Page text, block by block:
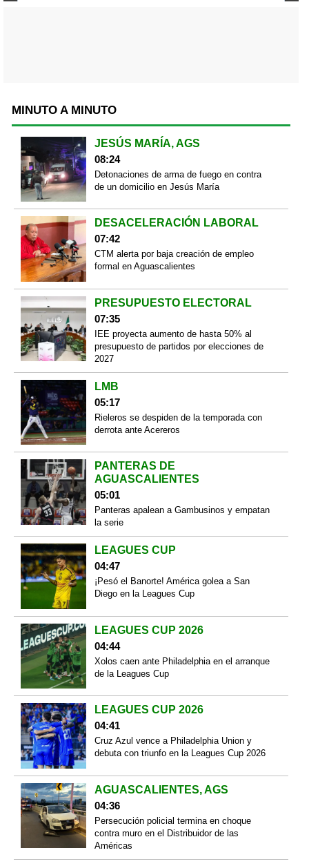
MINUTO A MINUTO
JESÚS MARÍA, AGS
08:24
Detonaciones de arma de fuego en contra
de un domicilio en Jesús María
DESACELERACIÓN LABORAL
07:42
CTM alerta por baja creación de empleo
formal en Aguascalientes
PRESUPUESTO ELECTORAL
07:35
IEE proyecta aumento de hasta 50% al
presupuesto de partidos por elecciones de
2027
LMB
05:17
Rieleros se despiden de la temporada con
derrota ante Acereros
PANTERAS DE
AGUASCALIENTES
05:01
Panteras apalean a Gambusinos y empatan
la serie
LEAGUES CUP
04:47
¡Pesó el Banorte! América golea a San
Diego en la Leagues Cup
LEAGUES CUP 2026
04:44
Xolos caen ante Philadelphia en el arranque
de la Leagues Cup
LEAGUES CUP 2026
04:41
Cruz Azul vence a Philadelphia Union y
debuta con triunfo en la Leagues Cup 2026
AGUASCALIENTES, AGS
04:36
Persecución policial termina en choque
contra muro en el Distribuidor de las
Américas